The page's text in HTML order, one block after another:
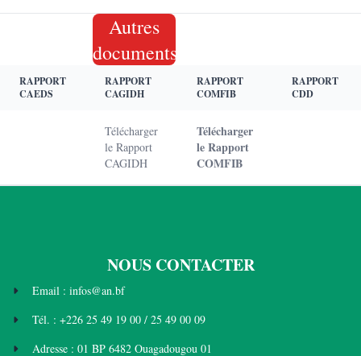
Autres
documents
RAPPORT
CAEDS
RAPPORT
CAGIDH
RAPPORT
COMFIB
RAPPORT
CDD
Télécharger
le Rapport
CAGIDH
Télécharger
le Rapport
COMFIB
NOUS CONTACTER
Email : infos@an.bf
Tél. : +226 25 49 19 00 / 25 49 00 09
Adresse : 01 BP 6482 Ouagadougou 01